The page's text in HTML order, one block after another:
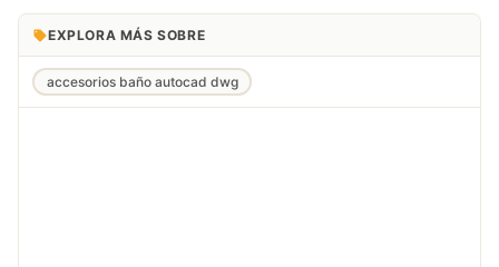
EXPLORA MÁS SOBRE
accesorios baño autocad dwg